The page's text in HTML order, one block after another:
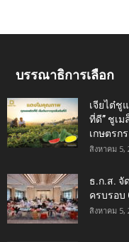
บรรณาธิการเลือก
เจียไต๋ชู
ที่ดี” ชูเ
เกษตรกร
สิงหาคม 5,
ธ.ก.ส. จั
ครบรอบ
สิงหาคม 5,